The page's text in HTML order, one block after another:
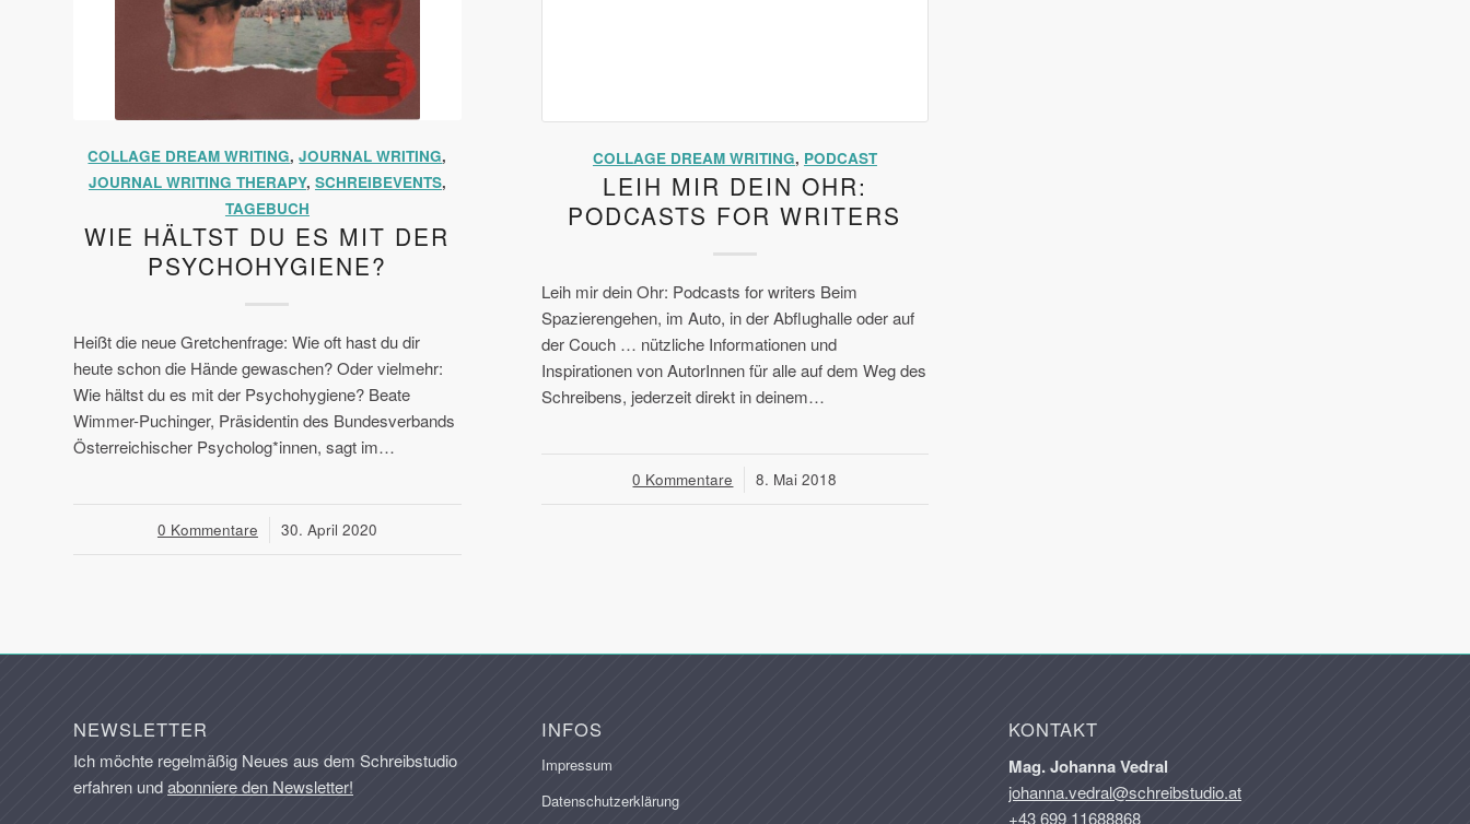
COLLAGE DREAM WRITING,JOURNAL WRITING,
JOURNAL WRITING THERAPY, SCHREIBEVENTS,
TAGEBUCH
WIE HÄLTST DU ES MIT DER
PSYCHOHYGIENE?
Heißt die neue Gretchenfrage: Wie oft hast du dir
heute schon die Hände gewaschen? Oder vielmehr:
Wie hältst du es mit der Psychohygiene? Beate
Wimmer-Puchinger, Präsidentin des Bundesverbands
Österreichischer Psycholog*innen, sagt im…
0 Kommentare
/ 30. April 2020
COLLAGE DREAM WRITING, PODCAST
LEIH MIR DEIN OHR:
PODCASTS FOR WRITERS
Leih mir dein Ohr: Podcasts for writers Beim
Spazierengehen, im Auto, in der Abflughalle oder auf
der Couch … nützliche Informationen und
Inspirationen von AutorInnen für alle auf dem Weg des
Schreibens, jederzeit direkt in deinem…
0 Kommentare
/ 8. Mai 2018
NEWSLETTER
Ich möchte regelmäßig Neues aus dem Schreibstudio
erfahren undabonniere den Newsletter!
INFOS
Impressum
Datenschutzerklärung
KONTAKT
Mag. Johanna Vedral
johanna.vedral@schreibstudio.at
+43 699 11688868